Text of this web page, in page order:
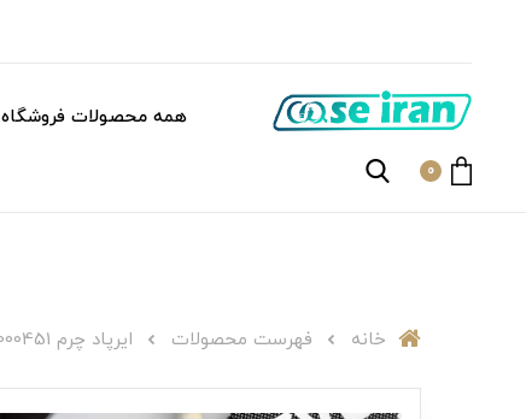
همه محصولات فروشگاه
0
خانه فهرست محصولات ایرپاد چرم A000451